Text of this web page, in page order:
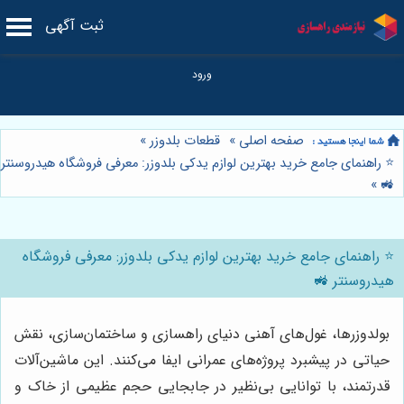
ثبت آگهی
صفحه اصلی » قطعات بلدوزر»
⭐️ راهنمای جامع خرید بهترین لوازم یدکی بلدوزر: معرفی فروشگاه هیدروسنتر
🚜
»
⭐️ راهنمای جامع خرید بهترین لوازم یدکی بلدوزر: معرفی فروشگاه
هیدروسنتر 🚜
بولدوزرها، غول‌های آهنی دنیای راهسازی و ساختمان‌سازی، نقش
حیاتی در پیشبرد پروژه‌های عمرانی ایفا می‌کنند. این ماشین‌آلات
قدرتمند، با توانایی بی‌نظیر در جابجایی حجم عظیمی از خاک و